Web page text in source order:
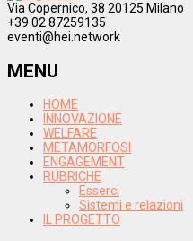
Via Copernico, 38 20125 Milano
+39 02 87259135
eventi@hei.network
MENU
HOME
INNOVAZIONE
WELFARE
METAMORFOSI
ENGAGEMENT
RUBRICHE
Esserci
Sistemi e relazioni
IL PROGETTO